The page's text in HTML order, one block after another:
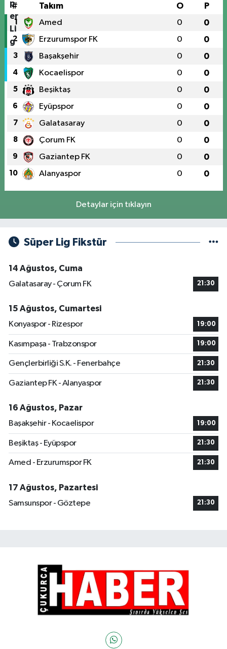
# Takım O P
1 Amed 0 0
2 Erzurumspor FK 0 0
3 Başakşehir 0 0
4 Kocaelispor 0 0
5 Beşiktaş 0 0
6 Eyüpspor 0 0
7 Galatasaray 0 0
8 Çorum FK 0 0
9 Gaziantep FK 0 0
10 Alanyaspor 0 0
Detaylar için tıklayın
Süper Lig Fikstür
14 Ağustos, Cuma
Galatasaray - Çorum FK
21:30
15 Ağustos, Cumartesi
Konyaspor - Rizespor
19:00
Kasımpaşa - Trabzonspor 19:00
Gençlerbirliği S.K. - Fenerbahçe 21:30
Gaziantep FK - Alanyaspor 21:30
16 Ağustos, Pazar
Başakşehir - Kocaelispor
19:00
Beşiktaş - Eyüpspor 21:30
Amed - Erzurumspor FK 21:30
17 Ağustos, Pazartesi
Samsunspor - Göztepe
21:30